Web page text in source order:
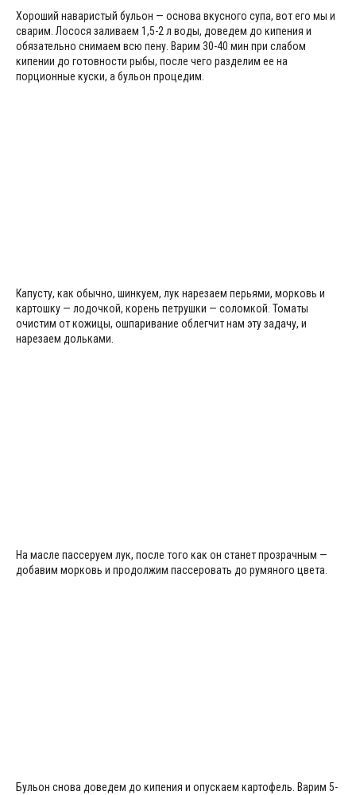
Хороший наваристый бульон — основа вкусного супа, вот его мы и
сварим. Лосося заливаем 1,5-2 л воды, доведем до кипения и
обязательно снимаем всю пену. Варим 30-40 мин при слабом
кипении до готовности рыбы, после чего разделим ее на
порционные куски, а бульон процедим.
Капусту, как обычно, шинкуем, лук нарезаем перьями, морковь и
картошку — лодочкой, корень петрушки — соломкой. Томаты
очистим от кожицы, ошпаривание облегчит нам эту задачу, и
нарезаем дольками.
На масле пассеруем лук, после того как он станет прозрачным —
добавим морковь и продолжим пассеровать до румяного цвета.
Бульон снова доведем до кипения и опускаем картофель. Варим 5-